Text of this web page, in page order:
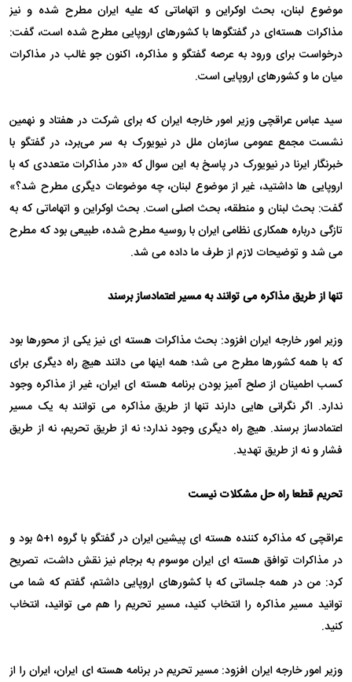
موضوع لبنان، بحث اوکراین و اتهاماتی که علیه ایران مطرح شده و نیز
مذاکرات هسته‌ای در گفتگوها با کشورهای اروپایی مطرح شده است، گفت:
درخواست برای ورود به عرصه گفتگو و مذاکره، اکنون جو غالب در مذاکرات
میان ما و کشورهای اروپایی است.
سید عباس عراقچی وزیر امور خارجه ایران که برای شرکت در هفتاد و نهمین
نشست مجمع عمومی سازمان ملل در نیویورک به سر می‌برد، در گفتگو با
خبرنگار ایرنا در نیویورک در پاسخ به این سوال که «در مذاکرات متعددی که با
اروپایی ها داشتید، غیر از موضوع لبنان، چه موضوعات دیگری مطرح شد؟»
گفت: بحث لبنان و منطقه، بحث اصلی است. بحث اوکراین و اتهاماتی که به
تازگی درباره همکاری نظامی ایران با روسیه مطرح شده، طبیعی بود که مطرح
می شد و توضیحات لازم از طرف ما داده می شد.
تنها از طریق مذاکره می توانند به مسیر اعتمادساز برسند
وزیر امور خارجه ایران افزود: بحث مذاکرات هسته ای نیز یکی از محورها بود
که با همه کشورها مطرح می شد؛ همه اینها می دانند هیچ راه دیگری برای
کسب اطمینان از صلح آمیز بودن برنامه هسته ای ایران، غیر از مذاکره وجود
ندارد. اگر نگرانی هایی دارند تنها از طریق مذاکره می توانند به یک مسیر
اعتمادساز برسند. هیچ راه دیگری وجود ندارد؛ نه از طریق تحریم، نه از طریق
فشار و نه از طریق تهدید.
تحریم قطعا راه حل مشکلات نیست
عراقچی که مذاکره کننده هسته ای پیشین ایران در گفتگو با گروه ۱+۵ بود و
در مذاکرات توافق هسته ای ایران موسوم به برجام نیز نقش داشت، تصریح
کرد: من در همه جلساتی که با کشورهای اروپایی داشتم، گفتم که شما می
توانید مسیر مذاکره را انتخاب کنید، مسیر تحریم را هم می توانید، انتخاب
کنید.
وزیر امور خارجه ایران افزود: مسیر تحریم در برنامه هسته ای ایران، ایران را از